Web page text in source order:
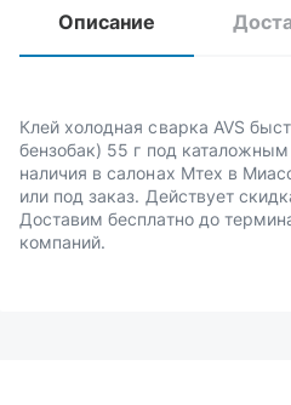
Описание
Клей холодная сварка AVS
бензобак) 55 г под
наличия в салонах Мтех в
или под заказ. Действует
Доставим бесплатно до
компаний.